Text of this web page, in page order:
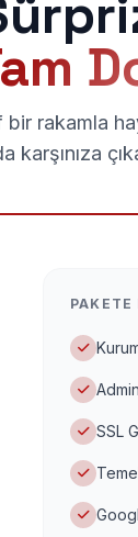
rakamla
karşınıza
PAKETE
SSL